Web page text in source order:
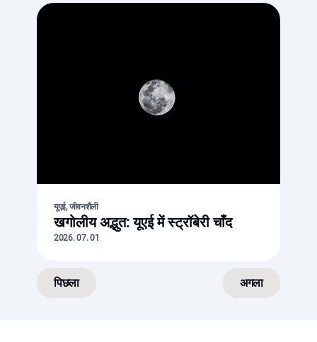
यूएई, जीवनशैली
खगोलीय अद्भुत: यूएई में स्ट्रॉबेरी चाँद
2026. 07. 01
पिछला अगला